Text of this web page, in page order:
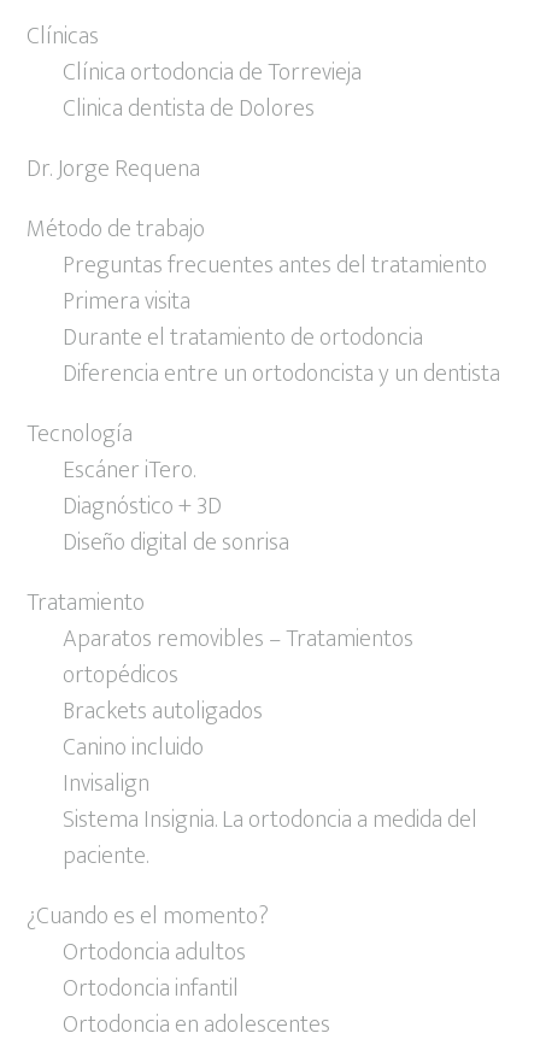
Clínicas
Clínica ortodoncia de Torrevieja
Clinica dentista de Dolores
Dr. Jorge Requena
Método de trabajo
Preguntas frecuentes antes del tratamiento
Primera visita
Durante el tratamiento de ortodoncia
Diferencia entre un ortodoncista y un dentista
Tecnología
Escáner iTero.
Diagnóstico + 3D
Diseño digital de sonrisa
Tratamiento
Aparatos removibles – Tratamientos
ortopédicos
Brackets autoligados
Canino incluido
Invisalign
Sistema Insignia. La ortodoncia a medida del
paciente.
¿Cuando es el momento?
Ortodoncia adultos
Ortodoncia infantil
Ortodoncia en adolescentes